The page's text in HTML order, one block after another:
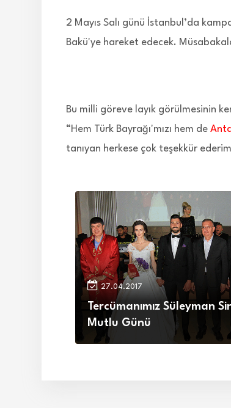
2 Mayıs Salı günü İstanbul’da
Bakü'ye hareket edecek.
Bu milli göreve layık görülmesinin
“Hem Türk Bayrağı'mızı hem de
tanıyan herkese çok teşekkür
27.04.2017
Tercümanımız Süleyman
Mutlu Günü